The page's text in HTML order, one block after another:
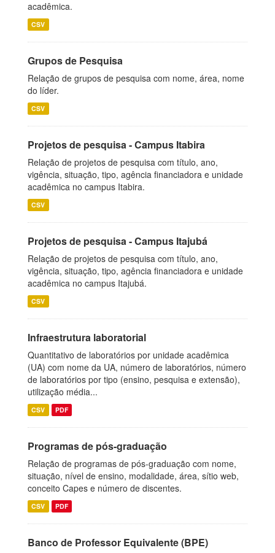
acadêmica.
CSV
Grupos de Pesquisa
Relação de grupos de pesquisa com nome, área, nome
do líder.
CSV
Projetos de pesquisa - Campus Itabira
Relação de projetos de pesquisa com título, ano,
vigência, situação, tipo, agência financiadora e unidade
acadêmica no campus Itabira.
CSV
Projetos de pesquisa - Campus Itajubá
Relação de projetos de pesquisa com título, ano,
vigência, situação, tipo, agência financiadora e unidade
acadêmica no campus Itajubá.
CSV
Infraestrutura laboratorial
Quantitativo de laboratórios por unidade acadêmica
(UA) com nome da UA, número de laboratórios, número
de laboratórios por tipo (ensino, pesquisa e extensão),
utilização média...
CSV PDF
Programas de pós-graduação
Relação de programas de pós-graduação com nome,
situação, nível de ensino, modalidade, área, sítio web,
conceito Capes e número de discentes.
CSV PDF
Banco de Professor Equivalente (BPE)